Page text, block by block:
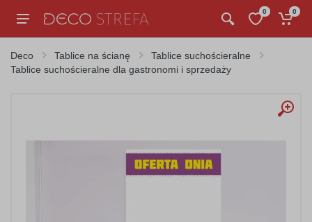
0 0
Deco Tablice na ścianę
Tablice suchościeralne
Tablice suchościeralne dla gastronomi i sprzedaży